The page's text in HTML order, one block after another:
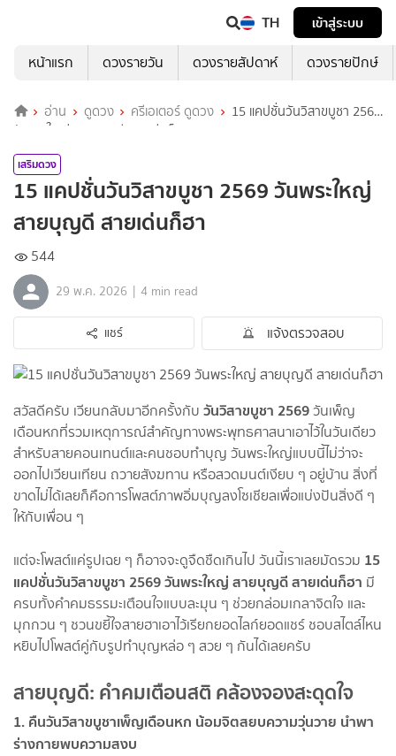
TH
เข้าสู่ระบบ
หน้าแรก
ดวงรายวัน ดวงรายสัปดาห์ ดวงรายปักษ์
อ่าน ดูดวง ครีเอเตอร์ ดูดวง
15 แคปชั่นวันวิสาขบูชา 2569
วันพระใหญ่ สายบุญดี สายเด่นก็ฮา
เสริมดวง
15 แคปชั่นวันวิสาขบูชา 2569 วันพระใหญ่
สายบุญดี สายเด่นก็ฮา
544
29 พ.ค. 2026 | 4 min read
แชร์ แจ้งตรวจสอบ
สวัสดีครับ เวียนกลับมาอีกครั้งกับ วันวิสาขบูชา 2569วันเพ็ญ
เดือนหกที่รวมเหตุการณ์สำคัญทางพระพุทธศาสนาเอาไว้ในวันเดียว
สำหรับสายคอนเทนต์และคนชอบทำบุญ วันพระใหญ่แบบนี้ไม่ว่าจะ
ออกไปเวียนเทียน ถวายสังฆทาน หรือสวดมนต์เงียบ ๆ อยู่บ้าน สิ่งที่
ขาดไม่ได้เลยก็คือการโพสต์ภาพอิ่มบุญลงโซเชียลเพื่อแบ่งปันสิ่งดี ๆ
ให้กับเพื่อน ๆ
แต่จะโพสต์แค่รูปเฉย ๆ ก็อาจจะดูจืดชืดเกินไป วันนี้เราเลยมัดรวม 15
แคปชั่นวันวิสาขบูชา 2569 วันพระใหญ่ สายบุญดี สายเด่นก็ฮา มี
ครบทั้งคำคมธรรมะเตือนใจแบบละมุน ๆ ช่วยกล่อมเกลาจิตใจ และ
มุกกวน ๆ ชวนขยี้ใจสายฮาเอาไว้เรียกยอดไลก์ยอดแชร์ ชอบสไตล์ไหน
หยิบไปโพสต์คู่กับรูปทำบุญหล่อ ๆ สวย ๆ กันได้เลยครับ
สายบุญดี: คำคมเตือนสติ คล้องจองสะดุดใจ
1. คืนวันวิสาขบูชาเพ็ญเดือนหก น้อมจิตสยบความวุ่นวาย นำพา
ร่างกายพบความสงบ